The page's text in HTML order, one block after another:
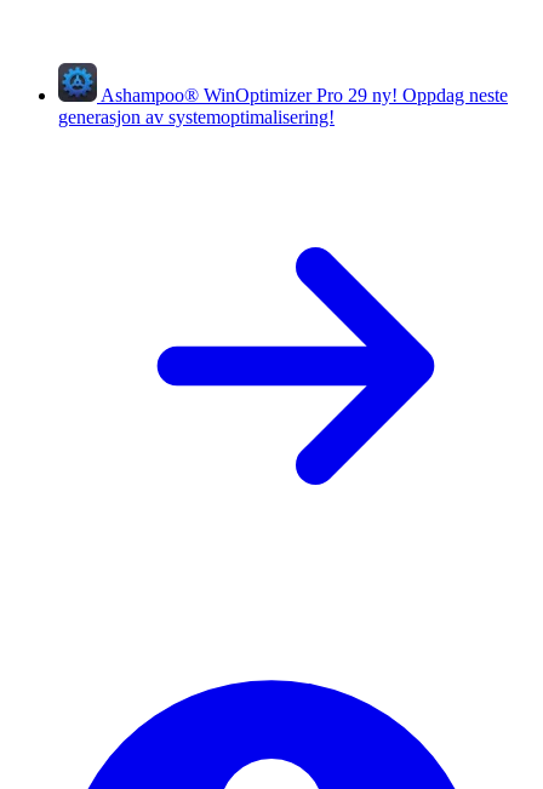
Ashampoo® WinOptimizer Pro 29 ny! Oppdag neste
generasjon av systemoptimalisering!